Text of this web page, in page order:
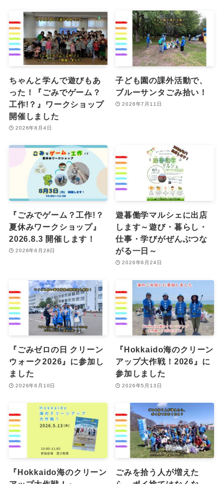
ちゃんと学んで遊びもあ
った！『ごみでゲーム？
工作!？』ワークショップ
開催しました
2026年8月4日
子ども園の課外活動で、
ブルーサンタごみ拾い！
2026年7月11日
『ごみでゲーム？工作!？
夏休みワークショップ』
2026.8.3 開催します！
2026年6月28日
遊暮働学マルシェに出店
します～遊び・暮らし・
仕事・学びがぜんぶつな
がる一日～
2026年6月24日
『ごみゼロの日 クリーン
ウォーク2026』に参加し
ました
2026年6月10日
『Hokkaido海のクリーン
アップ大作戦！2026』に
参加しました
2026年5月13日
『Hokkaido海のクリーン
ごみを拾う人が増えた